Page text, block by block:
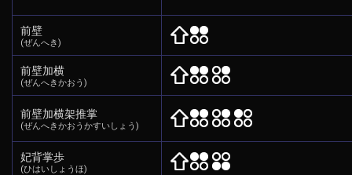
前壁
(ぜんへき)
前壁加横
(ぜんへきかおう)
前壁加横架推掌
(ぜんへきかおうかすいしょう)
妃背掌歩
(ひはいしょうほ)